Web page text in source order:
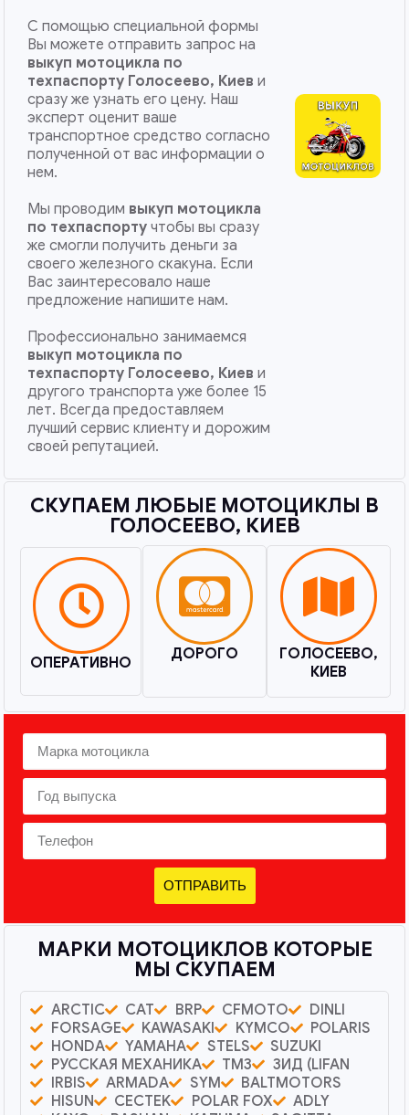
С помощью специальной формы
Вы можете отправить запрос на
выкуп мотоцикла по
техпаспорту Голосеево, Киев и
сразу же узнать его цену. Наш
эксперт оценит ваше
транспортное средство согласно
полученной от вас информации о
нем.
Мы проводим выкуп мотоцикла
по техпаспорту чтобы вы сразу
же смогли получить деньги за
своего железного скакуна. Если
Вас заинтересовало наше
предложение напишите нам.
Профессионально занимаемся
выкуп мотоцикла по
техпаспорту Голосеево, Киеви
другого транспорта уже более 15
лет. Всегда предоставляем
лучший сервис клиенту и дорожим
своей репутацией.
СКУПАЕМ ЛЮБЫЕ МОТОЦИКЛЫ В
ГОЛОСЕЕВО, КИЕВ​
ОПЕРАТИВНО ДОРОГО
ГОЛОСЕЕВО,
КИЕВ
ОТПРАВИТЬ
МАРКИ МОТОЦИКЛОВ КОТОРЫЕ
МЫ СКУПАЕМ
ARCTIC CAT BRP CFMOTO
DINLI
FORSAGE
KAWASAKI KYMCO
POLARIS
HONDA
YAMAHA STELS
SUZUKI
РУССКАЯ МЕХАНИКА
ТМЗ
ЗИД (LIFAN
IRBIS
ARMADA SYM
BALTMOTORS
HISUN
CECTEK POLAR FOX
ADLY